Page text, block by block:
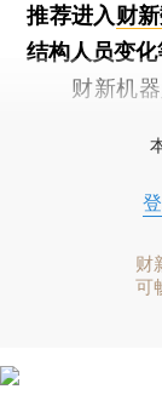
推荐进入财
结构人员变化
财新机器
财
可